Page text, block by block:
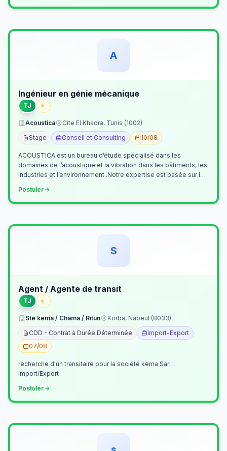
A
Ingénieur en génie mécanique
TJ
Acoustica
Cite El Khadra, Tunis (1002)
Stage
Conseil et Consulting 10/08
ACOUSTICA est un bureau d’étude spécialisé dans les
domaines de l’acoustique et la vibration dans les bâtiments, les
industries et l’environnement .Notre expertise est basée sur le
Postuler
S
Agent / Agente de transit
TJ
Sté kema / Chama / Ritun
Korba, Nabeul (8033)
CDD - Contrat à Durée Déterminée
Import-Export
07/08
recherche d'un transitaire pour la société kema Sarl :
Import/Export
Postuler